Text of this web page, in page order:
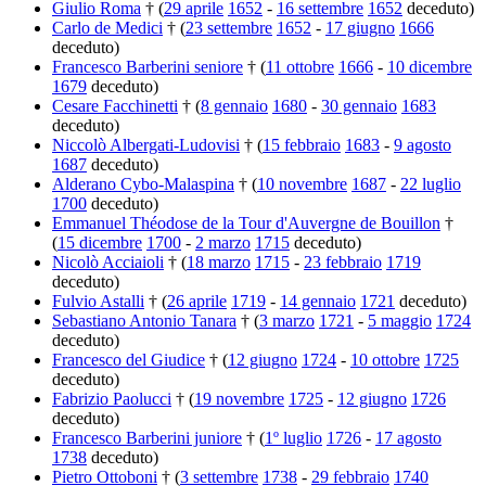
Giulio Roma † (29 aprile 1652 - 16 settembre 1652 deceduto)
Carlo de Medici † (23 settembre 1652 - 17 giugno 1666
deceduto)
Francesco Barberini seniore † (11 ottobre 1666 - 10 dicembre
1679 deceduto)
Cesare Facchinetti † (8 gennaio 1680 - 30 gennaio 1683
deceduto)
Niccolò Albergati-Ludovisi † (15 febbraio 1683 - 9 agosto
1687 deceduto)
Alderano Cybo-Malaspina † (10 novembre 1687 - 22 luglio
1700 deceduto)
Emmanuel Théodose de la Tour d'Auvergne de Bouillon †
(15 dicembre 1700 - 2 marzo 1715 deceduto)
Nicolò Acciaioli † (18 marzo 1715 - 23 febbraio 1719
deceduto)
Fulvio Astalli † (26 aprile 1719 - 14 gennaio 1721 deceduto)
Sebastiano Antonio Tanara † (3 marzo 1721 - 5 maggio 1724
deceduto)
Francesco del Giudice † (12 giugno 1724 - 10 ottobre 1725
deceduto)
Fabrizio Paolucci † (19 novembre 1725 - 12 giugno 1726
deceduto)
Francesco Barberini juniore † (1º luglio 1726 - 17 agosto
1738 deceduto)
Pietro Ottoboni † (3 settembre 1738 - 29 febbraio 1740